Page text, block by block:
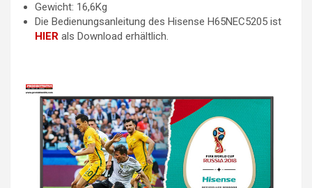
Gewicht: 16,6Kg
Die Bedienungsanleitung des Hisense H65NEC5205 ist
HIER als Download erhältlich.